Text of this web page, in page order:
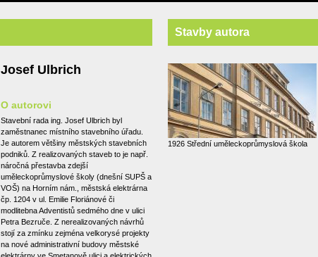
Josef Ulbrich
O autorovi
Stavební rada ing. Josef Ulbrich byl
zaměstnanec místního stavebního úřadu.
Je autorem většiny městských stavebních
podniků. Z realizovaných staveb to je např.
náročná přestavba zdejší
uměleckoprůmyslové školy (dnešní SUPŠ a
VOŠ) na Horním nám., městská elektrárna
čp. 1204 v ul. Emilie Floriánové či
modlitebna Adventistů sedmého dne v ulici
Petra Bezruče. Z nerealizovaných návrhů
stojí za zmínku zejména velkorysé projekty
na nové administrativní budovy městské
Stavby autora
1926 Střední uměleckoprůmyslová škola